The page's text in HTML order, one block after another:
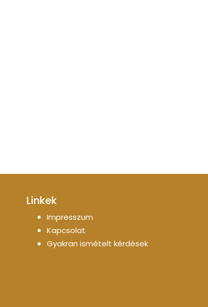
Linkek
Impresszum
Kapcsolat
Gyakran ismételt kérdések